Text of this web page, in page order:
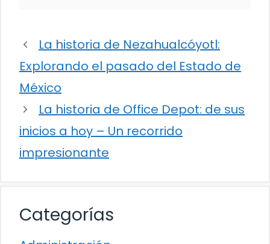
La historia de Nezahualcóyotl:
Explorando el pasado del Estado de
México
La historia de Office Depot: de sus
inicios a hoy – Un recorrido
impresionante
Categorías